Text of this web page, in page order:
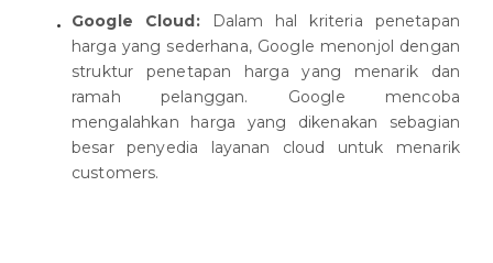
Google Cloud:Dalam hal kriteria penetapan
harga yang sederhana, Google menonjol dengan
struktur penetapan harga yang menarik dan
ramah pelanggan. Google mencoba
mengalahkan harga yang dikenakan sebagian
besar penyedia layanan cloud untuk menarik
customers.